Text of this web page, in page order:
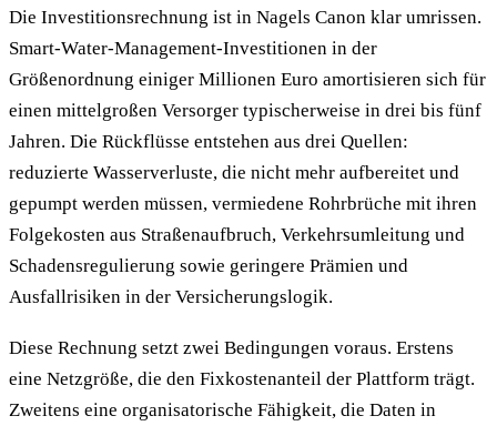
Die Investitionsrechnung ist in Nagels Canon klar umrissen.
Smart-Water-Management-Investitionen in der
Größenordnung einiger Millionen Euro amortisieren sich für
einen mittelgroßen Versorger typischerweise in drei bis fünf
Jahren. Die Rückflüsse entstehen aus drei Quellen:
reduzierte Wasserverluste, die nicht mehr aufbereitet und
gepumpt werden müssen, vermiedene Rohrbrüche mit ihren
Folgekosten aus Straßenaufbruch, Verkehrsumleitung und
Schadensregulierung sowie geringere Prämien und
Ausfallrisiken in der Versicherungslogik.
Diese Rechnung setzt zwei Bedingungen voraus. Erstens
eine Netzgröße, die den Fixkostenanteil der Plattform trägt.
Zweitens eine organisatorische Fähigkeit, die Daten in